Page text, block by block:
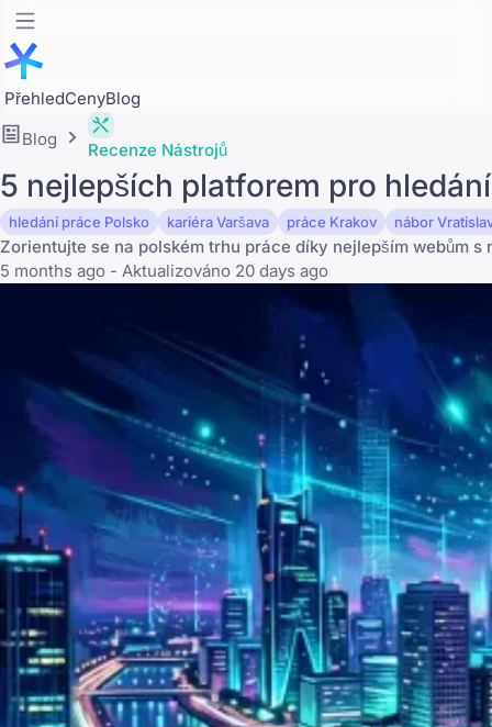
PřehledCenyBlog
Blog
Recenze Nástrojů
5 nejlepších platforem pro
hledání práce Polsko kariéra Varšava práce Krakov nábor
Zorientujte se na polském trhu práce díky nejlepším webům
5 months ago - Aktualizováno 20 days ago